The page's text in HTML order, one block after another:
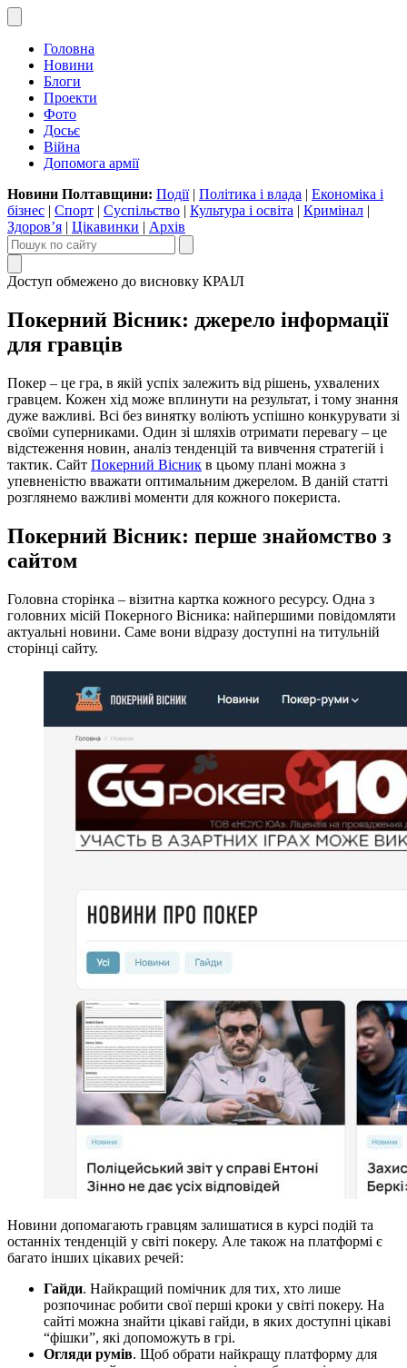
Головна
Новини
Блоги
Проекти
Фото
Досьє
Війна
Допомога армії
Новини Полтавщини: Події| Політика і влада | Економіка і
бізнес | Спорт | Суспільство | Культура і освіта | Кримінал |
Здоров’я | Цікавинки | Архів
Доступ обмежено до висновку КРАІЛ
Покерний Вісник: джерело інформації
для гравців
Покер – це гра, в якій успіх залежить від рішень, ухвалених
гравцем. Кожен хід може вплинути на результат, і тому знання
дуже важливі. Всі без винятку воліють успішно конкурувати зі
своїми суперниками. Один зі шляхів отримати перевагу – це
відстеження новин, аналіз тенденцій та вивчення стратегій і
тактик. Сайт Покерний Вісник в цьому плані можна з
упевненістю вважати оптимальним джерелом. В даній статті
розглянемо важливі моменти для кожного покериста.
Покерний Вісник: перше знайомство з
сайтом
Головна сторінка – візитна картка кожного ресурсу. Одна з
головних місій Покерного Вісника: найпершими повідомляти
актуальні новини. Саме вони відразу доступні на титульній
сторінці сайту.
Новини допомагають гравцям залишатися в курсі подій та
останніх тенденцій у світі покеру. Але також на платформі є
багато інших цікавих речей:
Гайди. Найкращий помічник для тих, хто лише
розпочинає робити свої перші кроки у світі покеру. На
сайті можна знайти цікаві гайди, в яких доступні цікаві
“фішки”, які допоможуть в грі.
Огляди румів. Щоб обрати найкращу платформу для